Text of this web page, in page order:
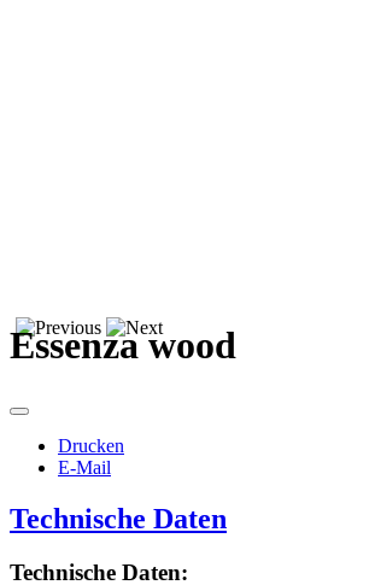
Essenza wood
Drucken
E-Mail
Technische Daten
Technische Daten: